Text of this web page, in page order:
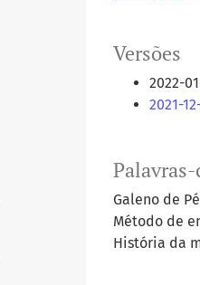
Versões
2022-
2021-
Palavras-
Galeno de
Método de
História da